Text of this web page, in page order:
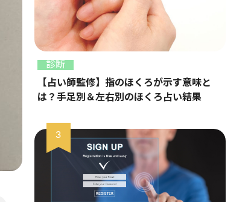
診断
【占い師監修】指のほくろが示す意味と
は？手足別＆左右別のほくろ占い結果